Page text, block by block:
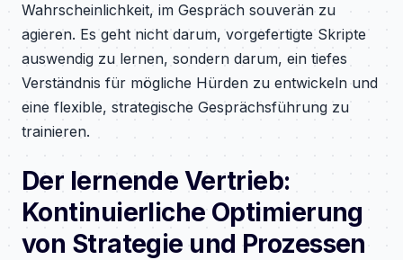
Wahrscheinlichkeit, im Gespräch souverän zu
agieren. Es geht nicht darum, vorgefertigte Skripte
auswendig zu lernen, sondern darum, ein tiefes
Verständnis für mögliche Hürden zu entwickeln und
eine flexible, strategische Gesprächsführung zu
trainieren.
Der lernende Vertrieb:
Kontinuierliche Optimierung
von Strategie und Prozessen